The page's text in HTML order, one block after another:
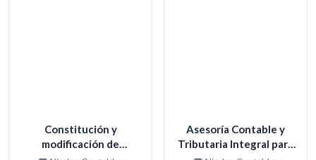
Constitución y
modificación de
Asesoría Contable y
Tributaria Integral para